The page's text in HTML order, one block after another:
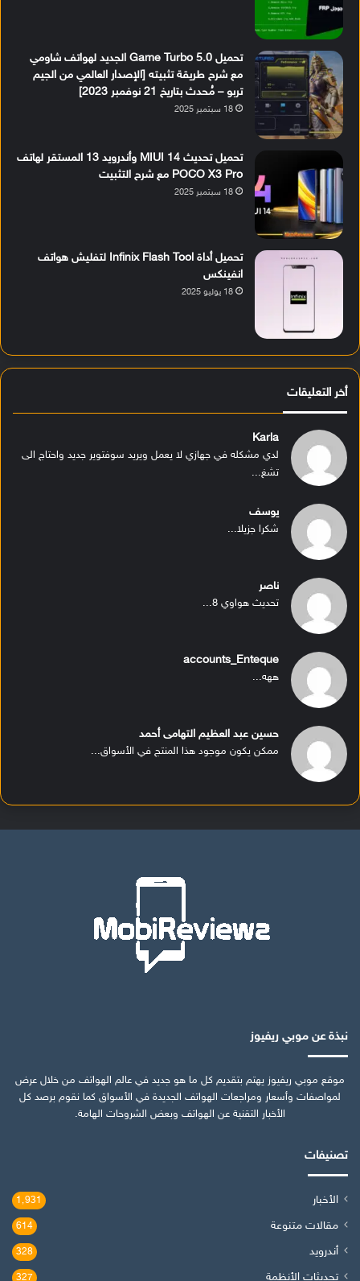
تحميل Game Turbo 5.0 الجديد لهواتف شاومي
مع شرح طريقة تثبيته [الإصدار العالمي من الجيم
تربو – مُحدث بتاريخ 21 نوفمبر 2023]
18 سبتمبر 2025
تحميل تحديث MIUI 14 وأندرويد 13 المستقر لهاتف
POCO X3 Pro مع شرح التثبيت
18 سبتمبر 2025
تحميل أداة Infinix Flash Tool لتفليش هواتف
انفينكس
18 يوليو 2025
أخر التعليقات
Karla
لدي مشكله في جهازي لا يعمل ويريد سوفتوير جديد واحتاج الى
تشغ...
يوسف
شكرا جزيلا...
ناصر
تحديث هواوي 8...
accounts_Enteque
ههه...
حسين عبد العظيم التهامى أحمد
ممكن يكون موجود هذا المنتج في الأسواق...
نبذة عن موبي ريفيوز
موقع موبي ريفيوز يهتم بتقديم كل ما هو جديد في عالم الهواتف من خلال عرض
لمواصفات وأسعار ومراجعات الهواتف الجديدة في الأسواق كما نقوم برصد كل
الأخبار التقنية عن الهواتف وبعض الشروحات الهامة.
تصنيفات
الأخبار 1٬931
مقالات متنوعة 614
أندرويد 328
تحديثات الأنظمة 327